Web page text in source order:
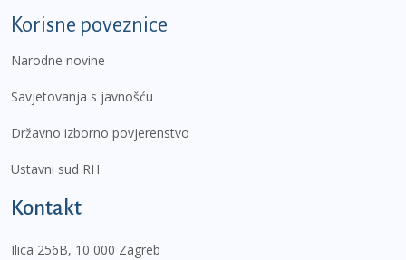
Korisne poveznice
Narodne novine
Savjetovanja s javnošću
Državno izborno povjerenstvo
Ustavni sud RH
Kontakt
Ilica 256B, 10 000 Zagreb